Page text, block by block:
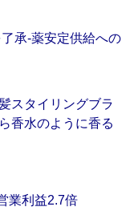
承‐薬安定供給への
スタイリングブラ
香水のように香る
業利益2.7倍